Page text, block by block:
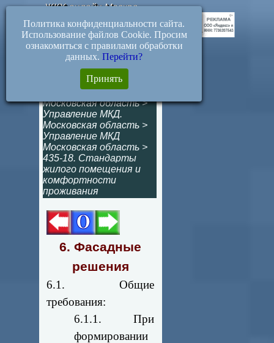
ЖКХ-онлайн.Москва
6. Фасадные
решения (435-18)
Московская область>
Управление МКД.
Московская область >
Управление МКД
Московская область >
435-18. Стандарты
жилого помещения и
комфортности
проживания
6. Фасадные
решения
6.1. Общие
требования:
6.1.1. При
формировании
Политика конфиденциальности сайта.
Использование файлов Cookie. Просим
ознакомиться с правилами обработки
данных. Перейти?
Принять